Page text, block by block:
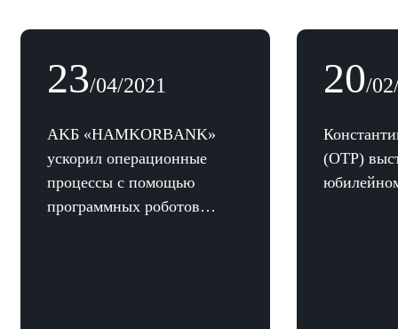
23/04/2021
AKБ «HAMKORBANK»
ускорил операционные
процессы с помощью
программных роботов
20/
(ОТР)